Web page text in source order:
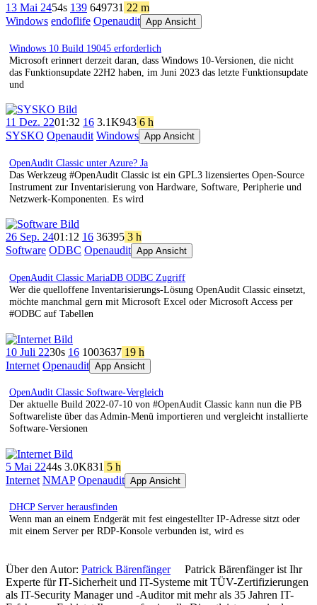
13 Mai 2454s 139 649731 22 m
Windows endoflife Openaudit App Ansicht
Windows 10 Build 19045 erforderlich
Microsoft erinnert derzeit daran, dass Windows 10-Versionen, die nicht
das Funktionsupdate 22H2 haben, im Juni 2023 das letzte Funktionsupdate
und
11 Dez. 2201:32 16 3.1K943 6 h
SYSKO Openaudit Windows App Ansicht
OpenAudit Classic unter Azure? Ja
Das Werkzeug #OpenAudit Classic ist ein GPL3 lizensiertes Open-Source
Instrument zur Inventarisierung von Hardware, Software, Peripherie und
Netzwerk-Komponenten. Es wird
26 Sep. 2401:12 16 36395 3 h
Software ODBC Openaudit App Ansicht
OpenAudit Classic MariaDB ODBC Zugriff
Wer die quelloffene Inventarisierungs-Lösung OpenAudit Classic einsetzt,
möchte manchmal gern mit Microsoft Excel oder Microsoft Access per
#ODBC auf Tabellen
10 Juli 2230s 16 1003637 19 h
Internet Openaudit App Ansicht
OpenAudit Classic Software-Vergleich
Der aktuelle Build 2022-07-10 von #OpenAudit Classic kann nun die PB
Softwareliste über das Admin-Menü importieren und vergleicht installierte
Software-Versionen
5 Mai 2244s 3.0K831 5 h
Internet NMAP Openaudit App Ansicht
DHCP Server herausfinden
Wenn man an einem Endgerät mit fest eingestellter IP-Adresse sitzt oder
mit einem Server per RDP-Konsole verbunden ist, wird es
Über den Autor: Patrick Bärenfänger
Patrick Bärenfänger ist Ihr
Experte für IT-Sicherheit und IT-Systeme mit TÜV-Zertifizierungen
als IT-Security Manager und -Auditor mit mehr als 35 Jahren IT-